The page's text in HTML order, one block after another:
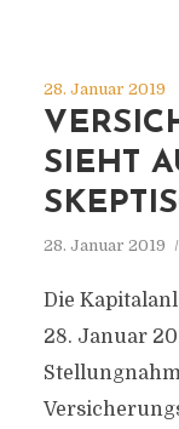
28. Januar 2019
SIEHT
28. Januar 2019
Die
28. Januar